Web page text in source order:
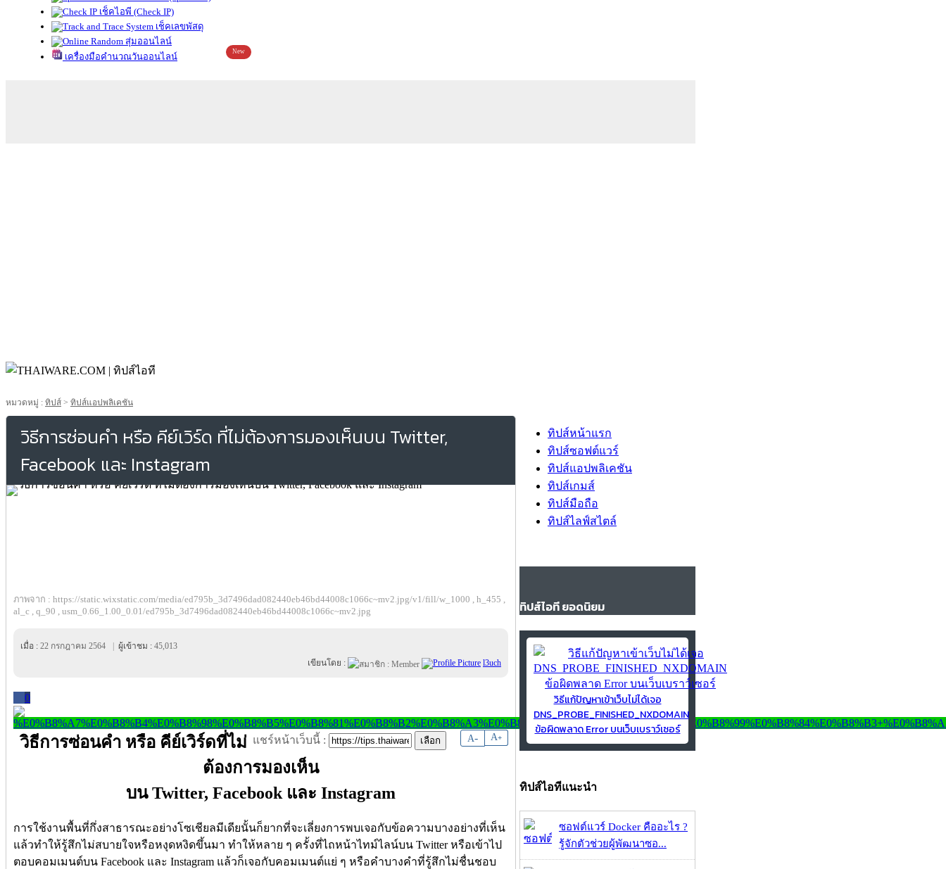
เช็คไอพี (Check IP)
เช็คเลขพัสดุ
สุ่มออนไลน์
เครื่องมือคำนวณวันออนไลน์
New
หมวดหมู่ : ทิปส์ > ทิปส์แอปพลิเคชัน
วิธีการซ่อนคำ หรือ คีย์เวิร์ด ที่ไม่ต้องการมองเห็นบน Twitter,
Facebook และ Instagram
ภาพจาก : https://static.wixstatic.com/media/ed795b_3d7496dad082440eb46bd44008c1066c~mv2.jpg/v1/fill/w_1000 , h_455 ,
al_c , q_90 , usm_0.66_1.00_0.01/ed795b_3d7496dad082440eb46bd44008c1066c~mv2.jpg
เมื่อ : 22 กรกฎาคม 2564 ผู้เข้าชม : 45,013
เขียนโดย :
l3uch
0
A- A+
แชร์หน้าเว็บนี้ :
วิธีการซ่อนคำ หรือ คีย์เวิร์ดที่ไม่
ต้องการมองเห็น
บน Twitter, Facebook และ Instagram
การใช้งานพื้นที่กึ่งสาธารณะอย่างโซเชียลมีเดียนั้นก็ยากที่จะเลี่ยงการพบเจอกับข้อความบางอย่างที่เห็น
แล้วทำให้รู้สึกไม่สบายใจหรือหงุดหงิดขึ้นมา ทำให้หลาย ๆ ครั้งที่ไถหน้าไทม์ไลน์บน Twitter หรือเข้าไป
ตอบคอมเมนต์บน Facebook และ Instagram แล้วก็เจอกับคอมเมนต์แย่ ๆ หรือคำบางคำที่รู้สึกไม่ชื่นชอบ
ทิปส์หน้าแรก
ทิปส์ซอฟต์แวร์
ทิปส์แอปพลิเคชัน
ทิปส์เกมส์
ทิปส์มือถือ
ทิปส์ไลฟ์สไตล์
ทิปส์ไอที ยอดนิยม
วิธีแก้ปัญหาเข้าเว็บไม่ได้เจอ
DNS_PROBE_FINISHED_NXDOMAIN
ข้อผิดพลาด Error บนเว็บเบราว์เซอร์
ทิปส์ไอทีแนะนำ
ซอฟต์แวร์ Docker คืออะไร ?
รู้จักตัวช่วยผู้พัฒนาซอ...